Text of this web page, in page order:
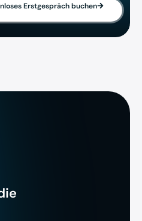
Erstgespräch buchen